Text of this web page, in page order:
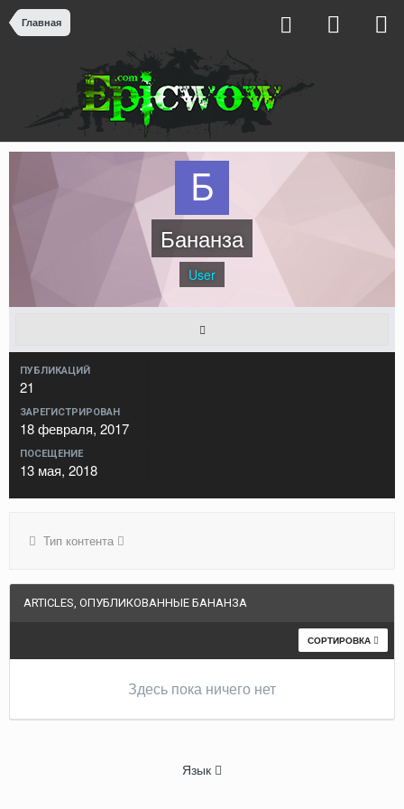
Главная
Бананза
User
ПУБЛИКАЦИЙ
21
ЗАРЕГИСТРИРОВАН
18 февраля, 2017
ПОСЕЩЕНИЕ
13 мая, 2018
Тип контента
ARTICLES, ОПУБЛИКОВАННЫЕ БАНАНЗА
СОРТИРОВКА
Здесь пока ничего нет
Язык